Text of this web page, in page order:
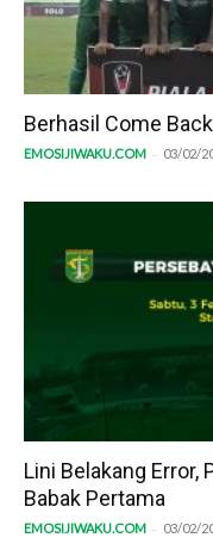
Berhasil Come
EMOSIJIWAKU.COM - 03/02/
Lini Belakang Error,
Babak Pertama
EMOSIJIWAKU.COM - 03/02/